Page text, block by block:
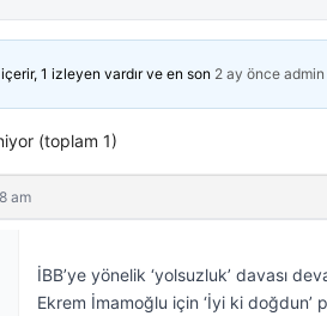
1 izleyen vardır ve en son 2 ay önce admin
(toplam 1)
am
İBB’ye yönelik ‘yolsuzluk’ davası
Ekrem İmamoğlu için ‘İyi ki doğdun’